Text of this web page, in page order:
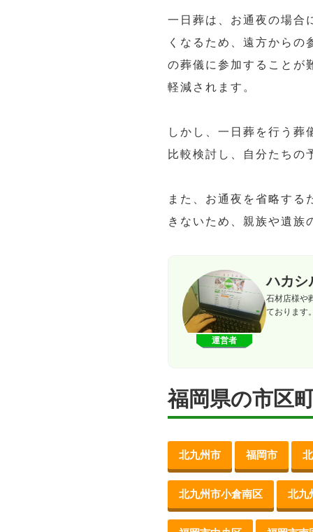
一日葬は、お通夜の場合
くなるため、遠方から
の葬儀に参加することが
軽減されます。
しかし、一日葬を行う葬
比較検討し、自分たちの
また、お通夜を省略する
きないため、親族や遺族
運営者
ハカシ
石材店様や
ております
福岡県の市区
北九州市 福岡市
北九州市小倉南区 北九